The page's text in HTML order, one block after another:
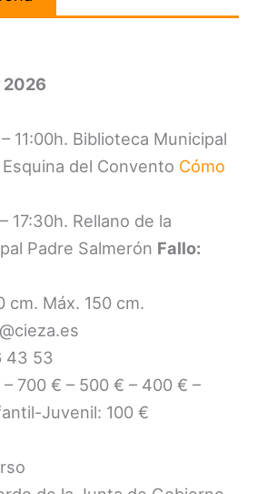
2026
11:00h. Biblioteca Municipal
del Convento Cómo
17:30h. Rellano de la
Padre Salmerón Fallo:
cm. Máx. 150 cm.
43 53
– 700 € – 500 € – 400 € –
Juvenil: 100 €